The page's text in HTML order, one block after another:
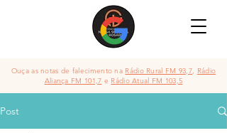
Ouça as notas de falecimento na Rádio Rural FM 93,7, Rádio
Aliança FM 101,7 e Rádio Atual FM 103,5
Post